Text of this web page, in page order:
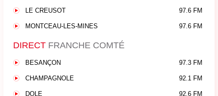
LE CREUSOT 97.6 FM
MONTCEAU-LES-MINES 97.6 FM
DIRECT FRANCHE COMTÉ
BESANÇON 97.3 FM
CHAMPAGNOLE 92.1 FM
DOLE 92.6 FM